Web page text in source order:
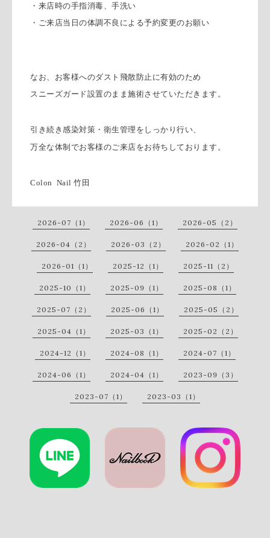
・来店時の手指消毒、手洗い
・ご来店当日の体調不良による予約変更のお願い
なお、お客様へのダスト飛散防止に有効のため
スニーズガード設置のまま施術させていただきます。
引き続き感染対策・衛生管理をしっかり行い、
万全な体制でお客様のご来店をお待ちしております。
Colon Nail 竹田
2026-07（1） 2026-06（1） 2026-05（2）
2026-04（2） 2026-03（2） 2026-02（1）
2026-01（1） 2025-12（1） 2025-11（2）
2025-10（1） 2025-09（1） 2025-08（1）
2025-07（2） 2025-06（1） 2025-05（2）
2025-04（1） 2025-03（1） 2025-02（2）
2024-12（1） 2024-08（1） 2024-07（1）
2024-06（1） 2024-04（1） 2023-09（3）
2023-07（1） 2023-03（1）